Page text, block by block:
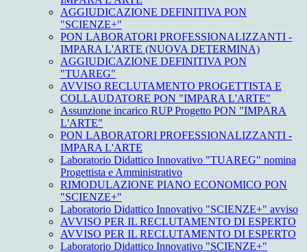
AGGIUDICAZIONE DEFINITIVA PON
"SCIENZE+"
PON LABORATORI PROFESSIONALIZZANTI -
IMPARA L'ARTE (NUOVA DETERMINA)
AGGIUDICAZIONE DEFINITIVA PON
"TUAREG"
AVVISO RECLUTAMENTO PROGETTISTA E
COLLAUDATORE PON "IMPARA L'ARTE"
Assunzione incarico RUP Progetto PON "IMPARA
L'ARTE"
PON LABORATORI PROFESSIONALIZZANTI -
IMPARA L'ARTE
Laboratorio Didattico Innovativo "TUAREG" nomina
Progettista e Amministrativo
RIMODULAZIONE PIANO ECONOMICO PON
"SCIENZE+"
Laboratorio Didattico Innovativo "SCIENZE+" avviso
AVVISO PER IL RECLUTAMENTO DI ESPERTO
AVVISO PER IL RECLUTAMENTO DI ESPERTO
Laboratorio Didattico Innovativo "SCIENZE+"